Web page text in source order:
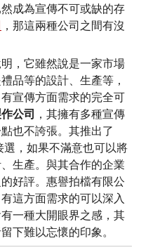
成為宣傳不可或缺的存
，那這兩種公司之間有沒
，它雖然說是一家市場
品等的設計、生產等，
宣傳方面需求的完全可
公司 ，其擁有多種宣傳
也不誇張。其推出了
，如果不滿意也可以將
生產。與其合作的企業
好評。惠譽拍檔有限公
有這方面需求的可以深入
一種大開眼界之感，其
下難以忘懷的印象。